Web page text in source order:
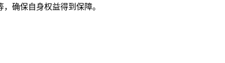
确保自身权益得到保障。